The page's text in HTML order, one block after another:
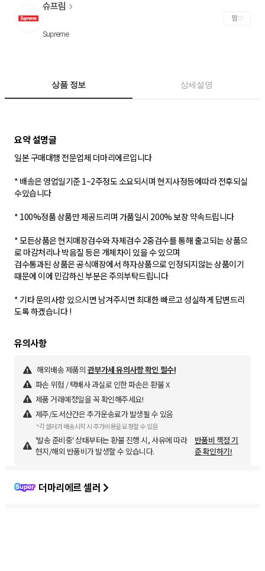
슈프림
Supreme
찜
상품 정보 상세설명
일본 구매대행 전문업체 더마리에르입니다
* 배송은 영업일기준 1~2주정도 소요되시며 현지사정등에따라 전후되실
수있습니다
* 100%정품 상품만 제공드리며 가품일시 200% 보장 약속드립니다
* 모든상품은 현지매장검수와 자체검수 2중검수를 통해 출고되는 상품으
로 마감처리나 박음질 등은 개체차이 있을 수 있으며
검수통과된 상품은 공식매장에서 하자상품으로 인정되지않는 상품이기
때문에 이에 민감하신 부분은 주의부탁드립니다
* 기타 문의사항 있으시면 남겨주시면 최대한 빠르고 성실하게 답변드리
도록 하겠습니다 !
유의사항
해외배송 제품의 관부가세 유의사항 확인 필수!
파손 위험 / 택배사 과실로 인한 파손은 환불 X
제품 거래예정일을 꼭 확인해주세요!
제주/도서산간은 추가운송료가 발생될 수 있음
*각 셀러가 배송시작 시 추가비용을 요청할 수 있음
'발송 준비중' 상태부터는 환불 진행 시, 사유에 따라
현지/해외 반품비가 발생할 수 있습니다.
반품비 책정 기
준 확인하기!
더마리에르 셀러